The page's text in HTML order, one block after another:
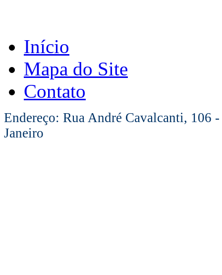
Início
Mapa do Site
Contato
Endereço: Rua André Cavalcanti, 106
Janeiro